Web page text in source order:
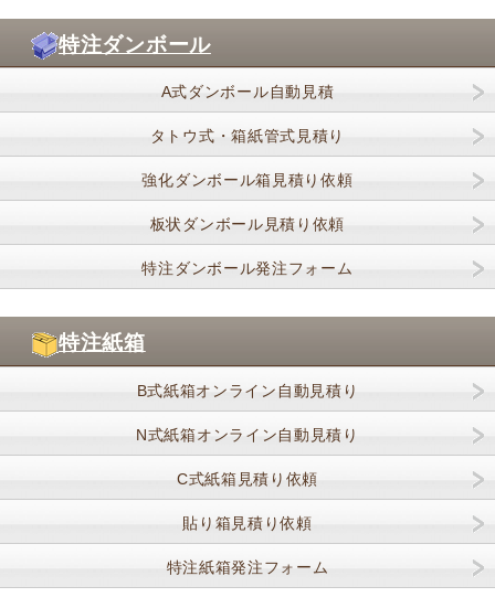
特注ダンボール
A式ダンボール自動見積
タトウ式・箱紙管式見積り
強化ダンボール箱見積り依頼
板状ダンボール見積り依頼
特注ダンボール発注フォーム
特注紙箱
B式紙箱オンライン自動見積り
N式紙箱オンライン自動見積り
C式紙箱見積り依頼
貼り箱見積り依頼
特注紙箱発注フォーム